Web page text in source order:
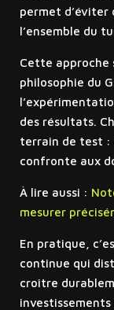
permet d’éviter
l’ensemble du
Cette approche
philosophie du
des résultats.
terrain de test :
confronte aux
À lire aussi :
mesurer
En pratique,
continue qui
croître